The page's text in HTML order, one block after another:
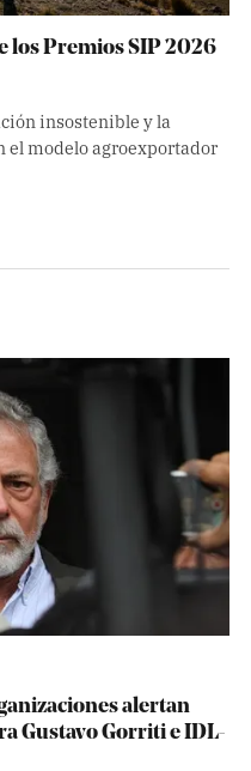
los Premios SIP 2026
insostenible y la
modelo agroexportador
alertan
Gustavo Gorriti e IDL-